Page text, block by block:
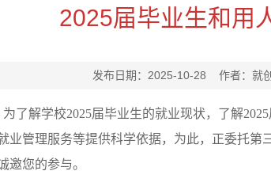
2025届毕业生和用
发布日期：2025-10-28 作者：
为了解学校2025届毕业生的就业现状，了解
业管理服务等提供科学依据，为此，正委托第
邀您的参与。